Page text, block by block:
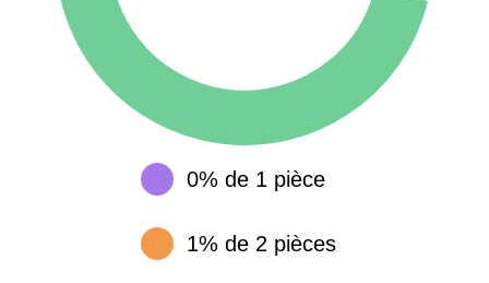
38000 - Grenoble 3 382 €
0% de 1 pièce
1% de 2 pièces